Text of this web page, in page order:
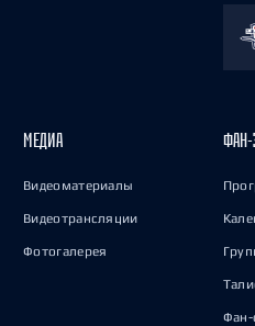
МЕДИА
Видеоматериалы
Видеотрансляции
Фотогалерея
ФАН-
Фан-